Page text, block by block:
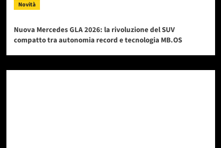
Novità
Nuova Mercedes GLA 2026: la rivoluzione del SUV
compatto tra autonomia record e tecnologia MB.OS